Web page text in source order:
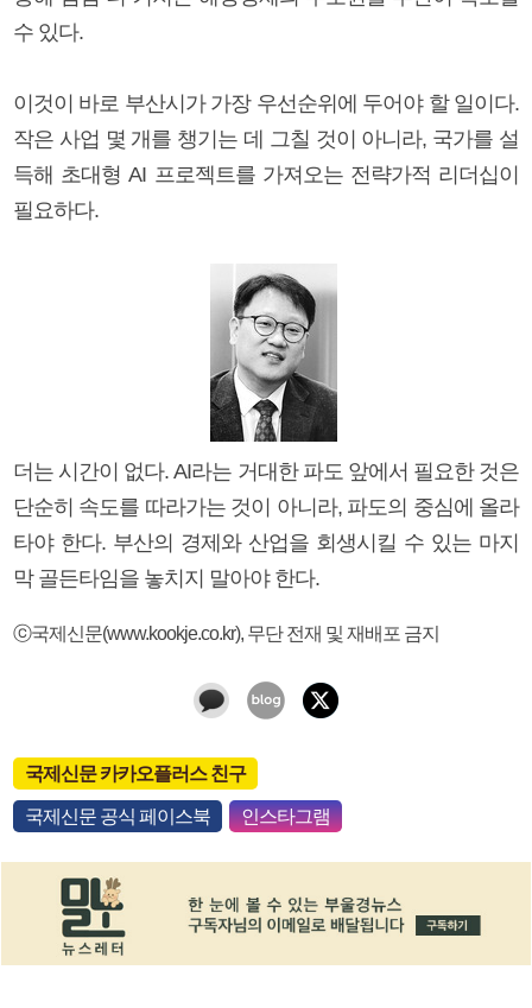
수 있다.
이것이 바로 부산시가 가장 우선순위에 두어야 할 일이다.
작은 사업 몇 개를 챙기는 데 그칠 것이 아니라, 국가를 설
득해 초대형 AI 프로젝트를 가져오는 전략가적 리더십이
필요하다.
더는 시간이 없다. AI라는 거대한 파도 앞에서 필요한 것은
단순히 속도를 따라가는 것이 아니라, 파도의 중심에 올라
타야 한다. 부산의 경제와 산업을 회생시킬 수 있는 마지
막 골든타임을 놓치지 말아야 한다.
ⓒ국제신문(www.kookje.co.kr), 무단 전재 및 재배포 금지
국제신문 카카오플러스 친구
국제신문 공식 페이스북 인스타그램